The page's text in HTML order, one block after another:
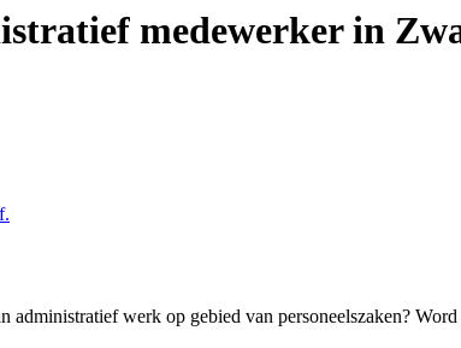
medewerker in
administratief werk op gebied van personeelszaken?